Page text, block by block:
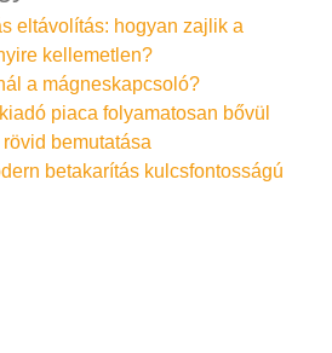
eltávolítás: hogyan zajlik a
kellemetlen?
a mágneskapcsoló?
piaca folyamatosan bővül
bemutatása
betakarítás kulcsfontosságú